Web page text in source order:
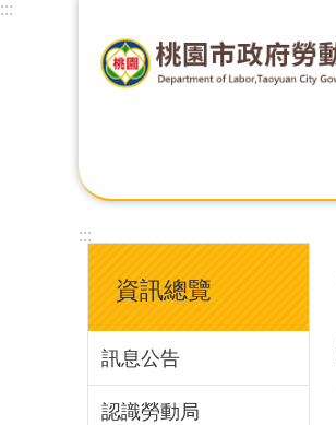
:::
:::
資訊總覽
訊息公告
認識勞動局